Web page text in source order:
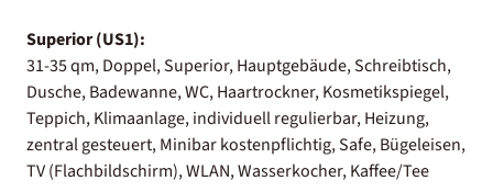
Superior (US1):
31-35 qm, Doppel, Superior, Hauptgebäude, Schreibtisch,
Dusche, Badewanne, WC, Haartrockner, Kosmetikspiegel,
Teppich, Klimaanlage, individuell regulierbar, Heizung,
zentral gesteuert, Minibar kostenpflichtig, Safe, Bügeleisen,
TV (Flachbildschirm), WLAN, Wasserkocher, Kaffee/Tee